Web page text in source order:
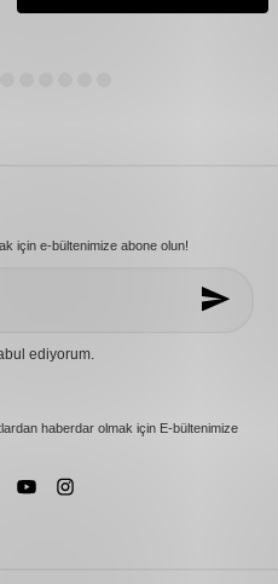
için e-bültenimize abone olun!
ediyorum.
haberdar olmak için E-bültenimize